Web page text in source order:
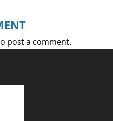
post a comment.